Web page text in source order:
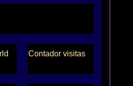
Contador visitas